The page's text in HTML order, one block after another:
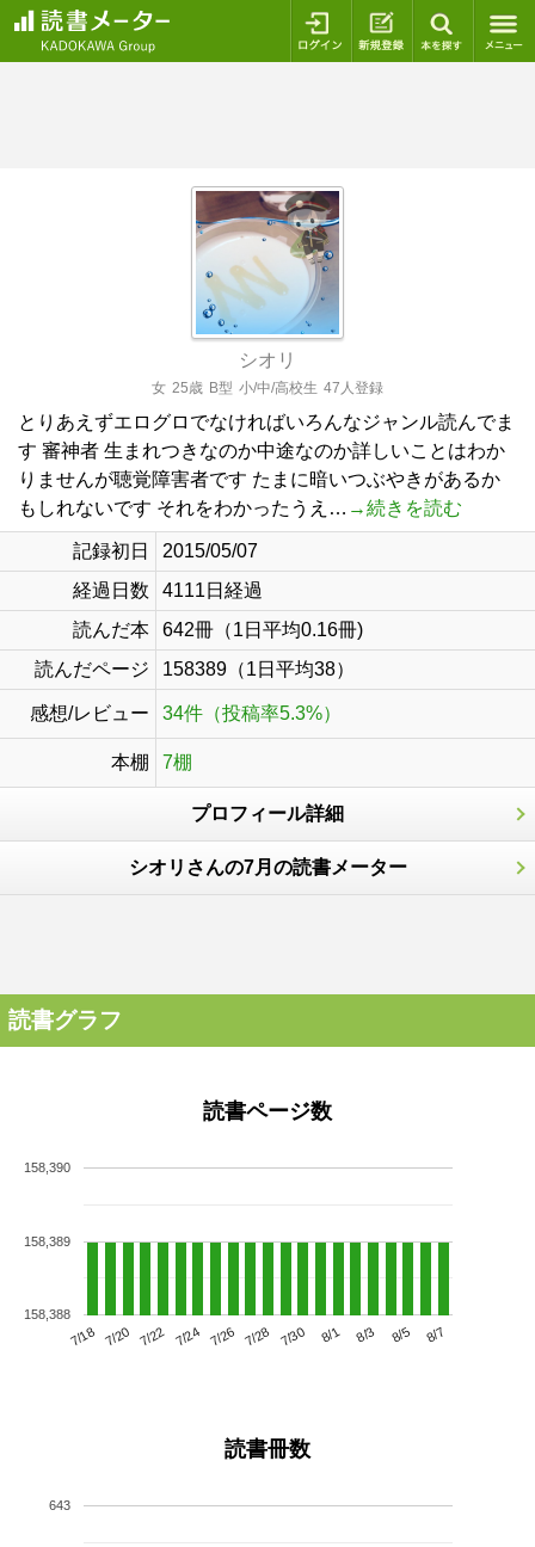
ログイン 新規登録
シオリ
女 25歳 B型 小/中/高校生 47人登録
とりあえずエログロでなければいろんなジャンル読んでま
す 審神者 生まれつきなのか中途なのか詳しいことはわか
りませんが聴覚障害者です たまに暗いつぶやきがあるか
もしれないです それをわかったうえ… →続きを読む
記録初日
2015/05/07
経過日数
4111日経過
読んだ本
642冊（1日平均0.16冊)
読んだページ
158389（1日平均38）
感想/レビュー 34件（投稿率5.3%）
本棚 7棚
プロフィール詳細
シオリさんの7月の読書メーター
読書グラフ
読書ページ数
7/18 7/20 7/22 7/24 7/26 7/28 7/30 8/1 8/3 8/5 8/7
158,388
158,389
158,390
読書冊数
643